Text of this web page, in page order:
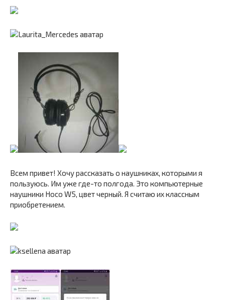
Всем привет! Хочу рассказать о наушниках, которыми я
пользуюсь. Им уже где-то полгода. Это компьютерные
наушники Hoсo W5, цвет черный. Я считаю их классным
приобретением.